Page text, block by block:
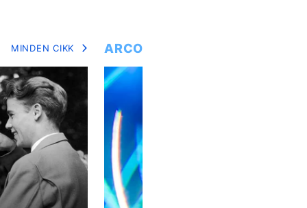
MINDEN CIKK ARCOK